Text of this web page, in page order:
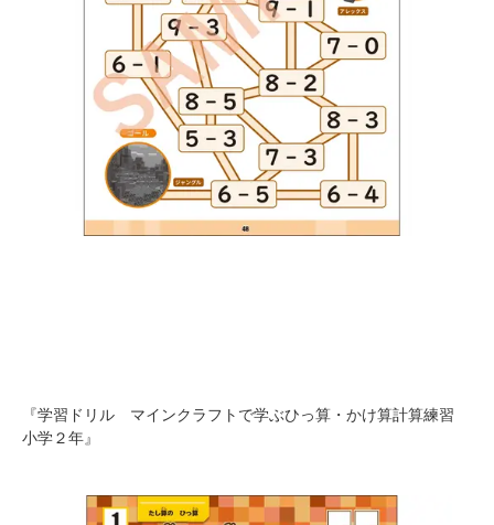
『学習ドリル マインクラフトで学ぶひっ算・かけ算計算練習
小学２年』